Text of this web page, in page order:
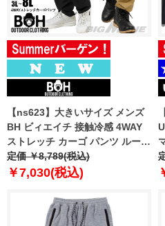
【ns623】大きいサイズ メンズ
BH ビィエイチ 接触冷感 4WAY
ストレッチ カーゴ パンツ ルーズ
フィット 紫外線軽減 春夏新作
bhp-260101l 【fre】
定価 ￥8,789(税込)
￥7,030(税込)